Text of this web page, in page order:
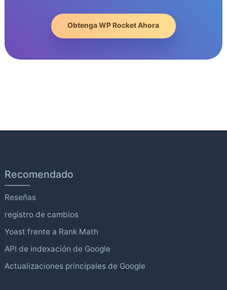
Obtenga WP Rocket Ahora
Recomendado
Reseñas
registro de cambios
Yoast frente a Rank Math
API de indexación de Google
Actualizaciones principales de Google